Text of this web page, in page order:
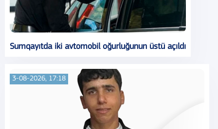
Sumqayıtda iki avtomobil oğurluğunun üstü açıldı
3-08-2026, 17:18